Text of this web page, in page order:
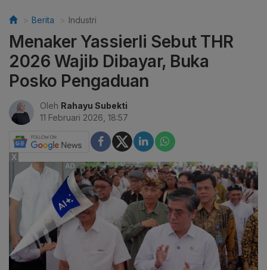
Berita Industri
Menaker Yassierli Sebut THR
2026 Wajib Dibayar, Buka
Posko Pengaduan
Oleh Rahayu Subekti
11 Februari 2026, 18:57
X